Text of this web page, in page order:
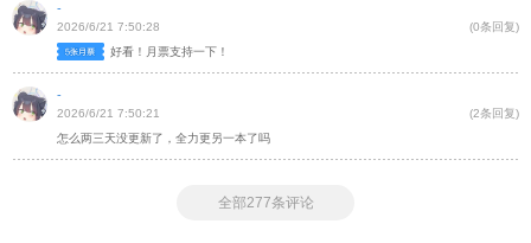
-
2026/6/21 7:50:28
(0条回复)
好看！月票支持一下！
-
2026/6/21 7:50:21
(2条回复)
怎么两三天没更新了，全力更另一本了吗
全部277条评论